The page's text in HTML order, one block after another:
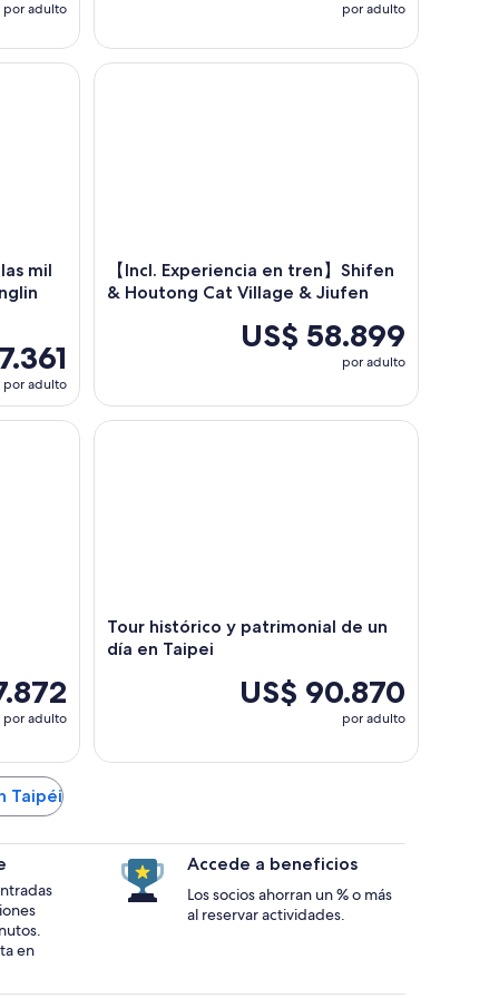
por adulto por adulto
mil
por adulto
islas y la plantación de té Pinglin desde Taipéi
【Incl. Experiencia en tren】Shifen
& Houtong Cat Village & Jiufen
US$ 58.899
por adulto
【Incl. Experiencia en tren】Shifen & Houtong
por adulto
Tour en Taipei
Tour histórico y patrimonial de un
día en Taipei
US$ 90.870
por adulto
Tour histórico y patrimonial de un día en Taipei
Taipéi
en
Accede a beneficios
Los socios ahorran un % o más
al reservar actividades.